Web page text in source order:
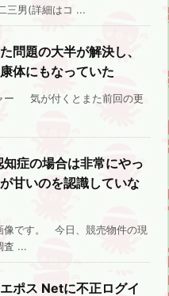
三男(詳細はコ ...
問題の大半が解決し、
体にもなっていた
ー 気が付くとまた前回の更
症の場合は非常にやっ
甘いのを認識していな
像です。 今日、競売物件の現
査 ...
ポス Netに不正ログイ